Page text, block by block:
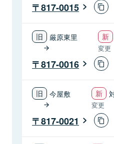
817-0015
厳原東里
変更
817-0016
今屋敷
変更
817-0021